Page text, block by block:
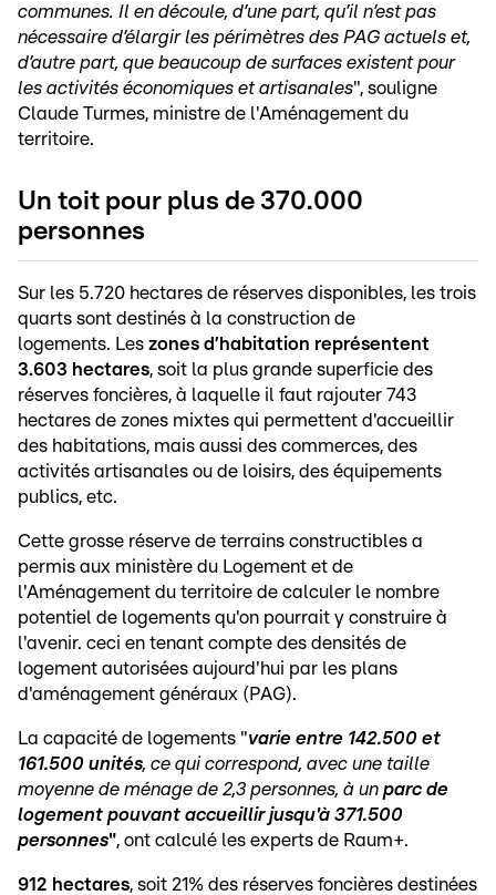
communes. Il en découle, d’une part, qu’il n’est pas
nécessaire d’élargir les périmètres des PAG actuels et,
d’autre part, que beaucoup de surfaces existent pour
les activités économiques et artisanales", souligne
Claude Turmes, ministre de l'Aménagement du
territoire.
Un toit pour plus de 370.000
personnes
Sur les 5.720 hectares de réserves disponibles, les trois
quarts sont destinés à la construction de
logements. Les zones d’habitation représentent
3.603 hectares, soit la plus grande superficie des
réserves foncières, à laquelle il faut rajouter 743
hectares de zones mixtes qui permettent d'accueillir
des habitations, mais aussi des commerces, des
activités artisanales ou de loisirs, des équipements
publics, etc.
Cette grosse réserve de terrains constructibles a
permis aux ministère du Logement et de
l'Aménagement du territoire de calculer le nombre
potentiel de logements qu'on pourrait y construire à
l'avenir. ceci en tenant compte des densités de
logement autorisées aujourd'hui par les plans
d'aménagement généraux (PAG).
La capacité de logements "varie entre 142.500 et
161.500 unités, ce qui correspond, avec une taille
moyenne de ménage de 2,3 personnes, à un parc de
logement pouvant accueillir jusqu'à 371.500
personnes", ont calculé les experts de Raum+.
912 hectares, soit 21% des réserves foncières destinées